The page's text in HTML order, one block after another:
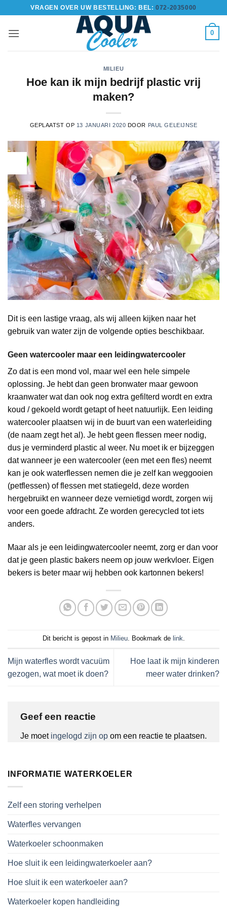
inhoud
VRAGEN OVER UW BESTELLING: BEL:072-2035000
0
MILIEU
Hoe kan ik mijn bedrijf plastic vrij
maken?
GEPLAATST OP 13 JANUARI 2020 DOOR PAUL GELEIJNSE
Dit is een lastige vraag, als wij alleen kijken naar het
gebruik van water zijn de volgende opties beschikbaar.
Geen watercooler maar een leidingwatercooler
Zo dat is een mond vol, maar wel een hele simpele
oplossing. Je hebt dan geen bronwater maar gewoon
kraanwater wat dan ook nog extra gefilterd wordt en extra
koud / gekoeld wordt getapt of heet natuurlijk. Een leiding
watercooler plaatsen wij in de buurt van een waterleiding
(de naam zegt het al). Je hebt geen flessen meer nodig,
dus je verminderd plastic al weer. Nu moet ik er bijzeggen
dat wanneer je een watercooler (een met een fles) neemt
kan je ook waterflessen nemen die je zelf kan weggooien
(petflessen) of flessen met statiegeld, deze worden
hergebruikt en wanneer deze vernietigd wordt, zorgen wij
voor een goede afdracht. Ze worden gerecycled tot iets
anders.
Maar als je een leidingwatercooler neemt, zorg er dan voor
dat je geen plastic bakers neem op jouw werkvloer. Eigen
bekers is beter maar wij hebben ook kartonnen bekers!
Dit bericht is gepost in Milieu. Bookmark de link.
Mijn waterfles wordt vacuüm
gezogen, wat moet ik doen?
Hoe laat ik mijn kinderen
meer water drinken?
Geef een reactie
Je moet ingelogd zijn op om een reactie te plaatsen.
INFORMATIE WATERKOELER
Zelf een storing verhelpen
Waterfles vervangen
Waterkoeler schoonmaken
Hoe sluit ik een leidingwaterkoeler aan?
Hoe sluit ik een waterkoeler aan?
Waterkoeler kopen handleiding